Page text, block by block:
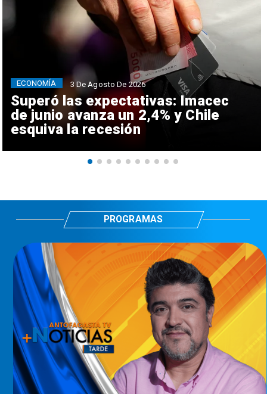
Superó las expectativas: Imacec
de junio avanza un 2,4% y Chile
esquiva la recesión
ECONOMÍA 3 De Agosto De 2026
PROGRAMAS